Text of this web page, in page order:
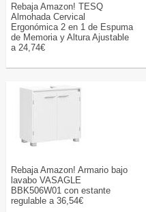
Rebaja Amazon! TESQ
Almohada Cervical
Ergonómica 2 en 1 de Espuma
de Memoria y Altura Ajustable
a 24,74€
Rebaja Amazon! Armario bajo
lavabo VASAGLE
BBK506W01 con estante
regulable a 36,54€